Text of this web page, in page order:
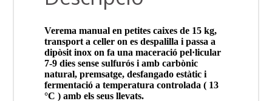
Verema manual en petites caixes de 15 kg,
transport a celler on es despalilla i passa a
dipòsit inox on fa una maceració pel·licular
7-9 dies sense sulfurós i amb carbònic
natural, premsatge, desfangado estàtic i
fermentació a temperatura controlada ( 13
°C ) amb els seus llevats.